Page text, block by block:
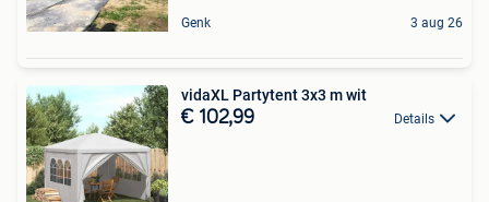
Genk 3 aug 26
vidaXL Partytent 3x3 m wit
€ 102,99 Details